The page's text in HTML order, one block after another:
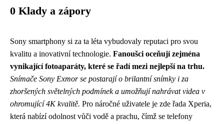
0 Klady a zápory
Sony smartphony si za ta léta vybudovaly reputaci pro svou
kvalitu a inovativní technologie. Fanoušci oceňují zejména
vynikající fotoaparáty, které se řadí mezi nejlepší na trhu.
Snímače Sony Exmor se postarají o brilantní snímky i za
zhoršených světelných podmínek a umožňují nahrávat videa v
ohromující 4K kvalitě. Pro náročné uživatele je zde řada Xperia,
která nabízí odolnost vůči vodě a prachu, čímž se telefony